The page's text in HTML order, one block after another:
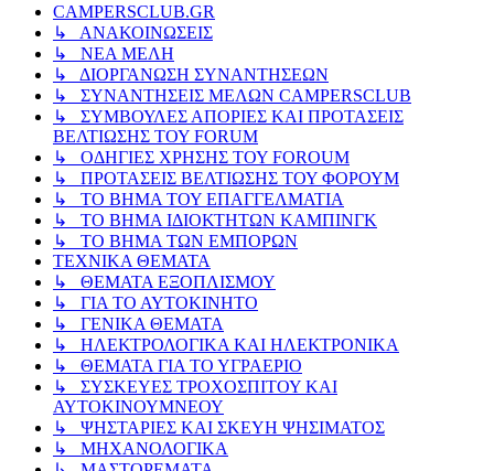
CAMPERSCLUB.GR
↳ ΑΝΑΚΟΙΝΩΣΕΙΣ
↳ ΝΕΑ ΜΕΛΗ
↳ ΔΙΟΡΓΑΝΩΣΗ ΣΥΝΑΝΤΗΣΕΩΝ
↳ ΣΥΝΑΝΤΗΣΕΙΣ ΜΕΛΩΝ CAMPERSCLUB
↳ ΣΥΜΒΟΥΛΕΣ ΑΠΟΡΙΕΣ ΚΑΙ ΠΡΟΤΑΣΕΙΣ
ΒΕΛΤΙΩΣΗΣ ΤΟΥ FORUM
↳ ΟΔΗΓΙΕΣ ΧΡΗΣΗΣ ΤΟΥ FOROUM
↳ ΠΡΟΤΑΣΕΙΣ ΒΕΛΤΙΩΣΗΣ ΤΟΥ ΦΟΡΟΥΜ
↳ ΤΟ ΒΗΜΑ ΤΟΥ ΕΠΑΓΓΕΛΜΑΤΙΑ
↳ ΤΟ ΒΗΜΑ ΙΔΙΟΚΤΗΤΩΝ ΚΑΜΠΙΝΓΚ
↳ ΤΟ ΒΗΜΑ ΤΩΝ ΕΜΠΟΡΩΝ
ΤΕΧΝΙΚΑ ΘΕΜΑΤΑ
↳ ΘΕΜΑΤΑ ΕΞΟΠΛΙΣΜΟΥ
↳ ΓΙΑ ΤΟ ΑΥΤΟΚΙΝΗΤΟ
↳ ΓΕΝΙΚΑ ΘΕΜΑΤΑ
↳ ΗΛΕΚΤΡΟΛΟΓΙΚΑ ΚΑΙ ΗΛΕΚΤΡΟΝΙΚΑ
↳ ΘΕΜΑΤΑ ΓΙΑ ΤΟ ΥΓΡΑΕΡΙΟ
↳ ΣΥΣΚΕΥΕΣ ΤΡΟΧΟΣΠΙΤΟΥ ΚΑΙ
ΑΥΤΟΚΙΝΟΥΜΝΕΟΥ
↳ ΨΗΣΤΑΡΙΕΣ ΚΑΙ ΣΚΕΥΗ ΨΗΣΙΜΑΤΟΣ
↳ ΜΗΧΑΝΟΛΟΓΙΚΑ